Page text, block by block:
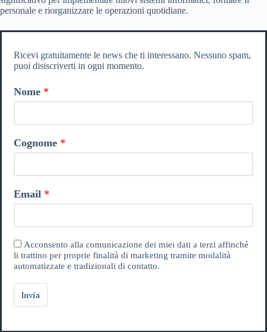
personale e riorganizzare le operazioni quotidiane.
Ricevi gratuitamente le news che ti interessano. Nessuno spam,
puoi disiscriverti in ogni momento.
Nome
Cognome
Email
Acconsento alla comunicazione dei miei dati a terzi affinché
li trattino per proprie finalità di marketing tramite modalità
automatizzate e tradizionali di contatto.
Invia